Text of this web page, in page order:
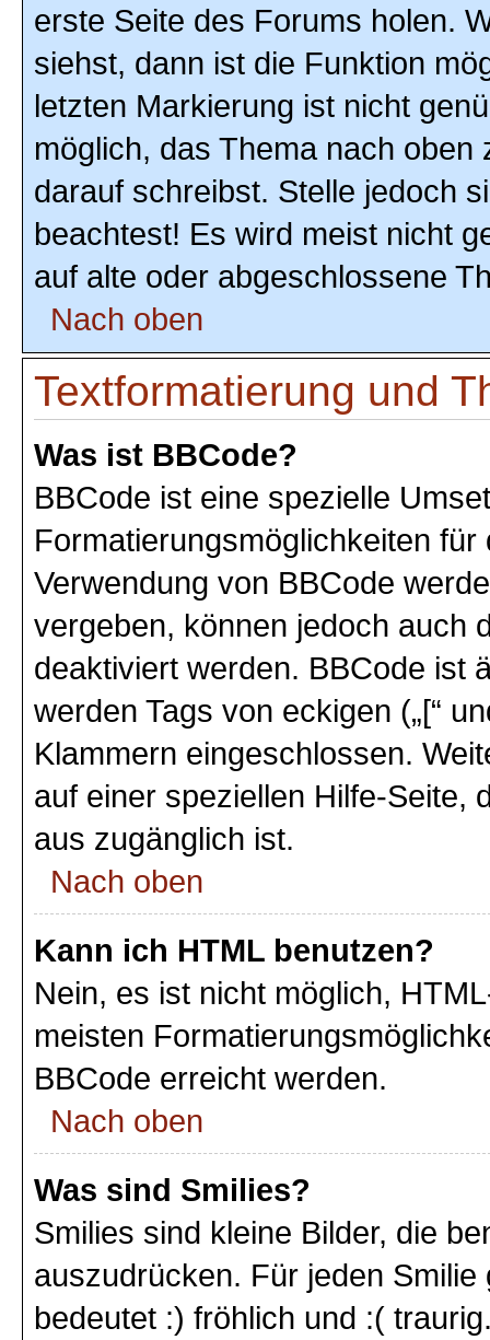
erste Seite des Forums holen.
siehst, dann ist die Funktion
letzten Markierung ist nicht
möglich, das Thema nach
darauf schreibst. Stelle jedoch
beachtest! Es wird meist nicht
auf alte oder abgeschlossene
Nach oben
Textformatierung und
Was ist BBCode?
BBCode ist eine spezielle
Formatierungsmöglichkeiten
Verwendung von BBCode
vergeben, können jedoch auch
deaktiviert werden. BBCode ist
werden Tags von eckigen („[“
Klammern eingeschlossen.
auf einer speziellen Hilfe-Seite,
aus zugänglich ist.
Nach oben
Kann ich HTML benutzen?
Nein, es ist nicht möglich,
meisten
BBCode erreicht werden.
Nach oben
Was sind Smilies?
Smilies sind kleine Bilder, die
auszudrücken. Für jeden
bedeutet :) fröhlich und :(